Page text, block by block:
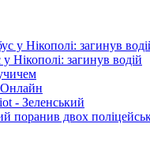
Нікополі: загинув водій
Онлайн
- Зеленський
поранив двох